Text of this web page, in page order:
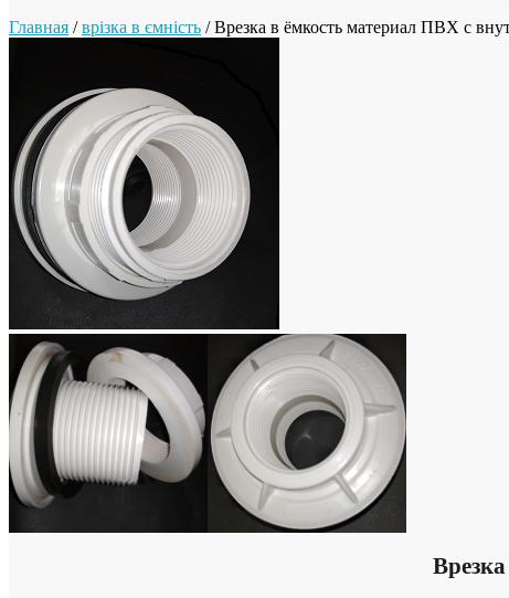
Главная /врізка в ємність / Врезка в ёмкость материал ПВХ с